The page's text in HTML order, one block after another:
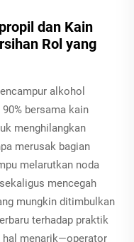
dan Kain
Rol yang
alkohol
bersama kain
menghilangkan
merusak bagian
melarutkan noda
mencegah
mungkin ditimbulkan
terhadap praktik
hal menarik—operator